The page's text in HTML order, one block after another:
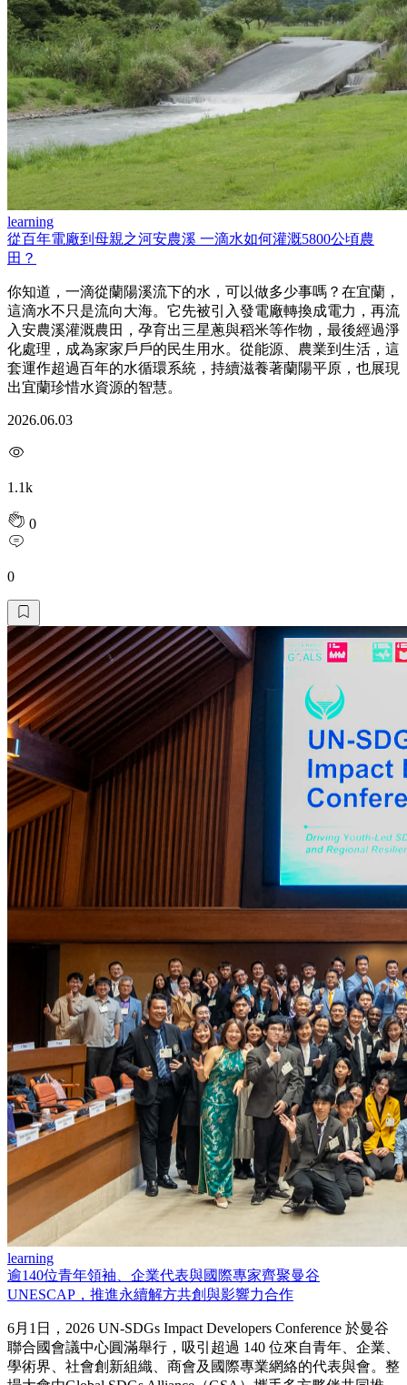
learning
從百年電廠到母親之河安農溪 一滴水如何灌溉5800公頃農
田？
你知道，一滴從蘭陽溪流下的水，可以做多少事嗎？在宜蘭，
這滴水不只是流向大海。它先被引入發電廠轉換成電力，再流
入安農溪灌溉農田，孕育出三星蔥與稻米等作物，最後經過淨
化處理，成為家家戶戶的民生用水。從能源、農業到生活，這
套運作超過百年的水循環系統，持續滋養著蘭陽平原，也展現
出宜蘭珍惜水資源的智慧。
2026.06.03
1.1k
0
0
learning
逾140位青年領袖、企業代表與國際專家齊聚曼谷
UNESCAP，推進永續解方共創與影響力合作
6月1日，2026 UN-SDGs Impact Developers Conference 於曼谷
聯合國會議中心圓滿舉行，吸引超過 140 位來自青年、企業、
學術界、社會創新組織、商會及國際專業網絡的代表與會。整